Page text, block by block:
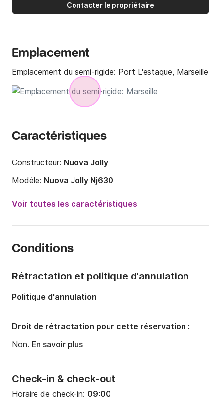
Contacter le propriétaire
Emplacement
Emplacement du semi-rigide: Port L'estaque, Marseille
Caractéristiques
Constructeur: Nuova Jolly
Modèle: Nuova Jolly Nj630
Capacité à bord:
Voir toutes les caractéristiques
Conditions
Check-in & check-out
Horaire de check-in: 09:00
Rétractation et politique d'annulation
Politique d'annulation
Droit de rétractation pour cette réservation :
Non. En savoir plus